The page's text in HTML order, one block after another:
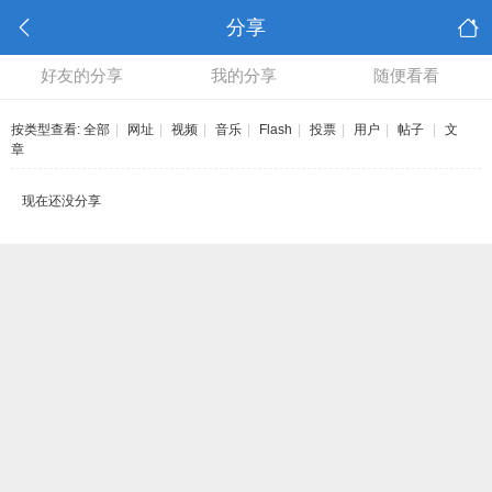
分享
好友的分享 我的分享 随便看看
按类型查看: 全部 网址 视频 音乐 Flash 投票 用户 帖子
文
章
现在还没分享